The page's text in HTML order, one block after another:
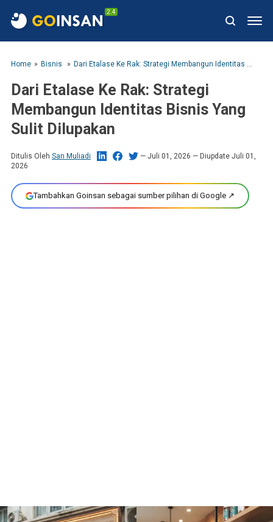
2.4
Home Bisnis Dari Etalase Ke Rak: Strategi Membangun Identitas Bisnis Yang Sulit Dilupakan
Dari Etalase Ke Rak: Strategi
Membangun Identitas Bisnis Yang
Sulit Dilupakan
Ditulis Oleh San Muliadi Juli 01, 2026 — Diupdate Juli 01,
2026
Tambahkan Goinsan sebagai sumber pilihan di Google ↗